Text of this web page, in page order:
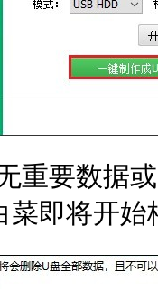
重要数据
菜即将开